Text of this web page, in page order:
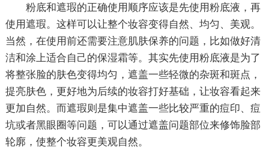
粉底和遮瑕的正确使用顺序应该是先使用粉底液，再
使用遮瑕。这样可以让整个妆容变得自然、均匀、美观。
当然，在使用前还需要注意肌肤保养的问题，比如做好清
洁和涂上适合自己的保湿霜等。其实先使用粉底液是为了
将整张脸的肤色变得均匀，遮盖一些轻微的杂斑和斑点，
提亮肤色，更好地为后续的妆容打好基础，让妆容看起来
更加自然。而遮瑕则是集中遮盖一些比较严重的痘印、痘
坑或者黑眼圈等问题，可以通过遮盖问题部位来修饰脸部
轮廓，使整个妆容更美观自然。